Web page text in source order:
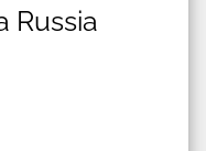
Russia